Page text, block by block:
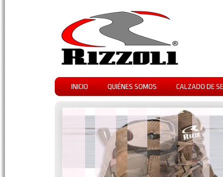
INICIO QUIÉNES SOMOS CALZADO DE